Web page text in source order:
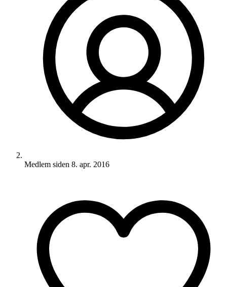
Medlem siden 8. apr. 2016